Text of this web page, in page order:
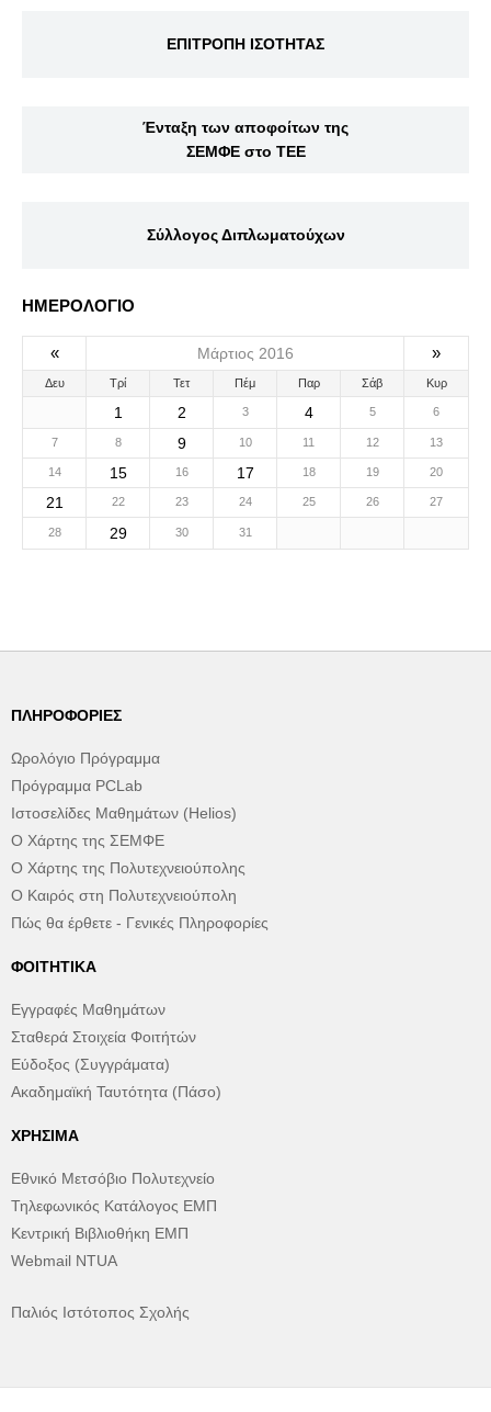
ΕΠΙΤΡΟΠΗ ΙΣΟΤΗΤΑΣ
Ένταξη των αποφοίτων της
ΣΕΜΦΕ στο ΤΕΕ
Σύλλογος Διπλωματούχων
ΗΜΕΡΟΛΟΓΙΟ
« Μάρτιος 2016 »
Δευ Τρί Τετ Πέμ Παρ Σάβ Κυρ
1 2 3 4 5 6
7 8 9 10 11 12 13
14 15 16 17 18 19 20
21 22 23 24 25 26 27
28 29 30 31
ΠΛΗΡΟΦΟΡΊΕΣ
Ωρολόγιο Πρόγραμμα
Πρόγραμμα PCLab
Ιστοσελίδες Μαθημάτων (Helios)
Ο Χάρτης της ΣΕΜΦΕ
Ο Χάρτης της Πολυτεχνειούπολης
Ο Καιρός στη Πολυτεχνειούπολη
Πώς θα έρθετε - Γενικές Πληροφορίες
ΦΟΙΤΗΤΙΚΆ
Εγγραφές Μαθημάτων
Σταθερά Στοιχεία Φοιτήτών
Εύδοξος (Συγγράματα)
Ακαδημαϊκή Ταυτότητα (Πάσο)
ΧΡΉΣΙΜΑ
Εθνικό Μετσόβιο Πολυτεχνείο
Τηλεφωνικός Κατάλογος ΕΜΠ
Κεντρική Βιβλιοθήκη ΕΜΠ
Webmail NTUA
Παλιός Ιστότοπος Σχολής